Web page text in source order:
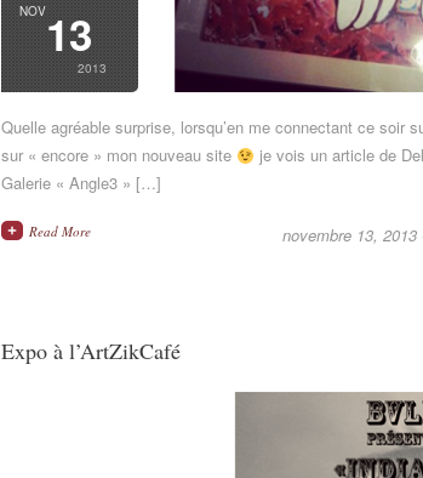
NOV13
2013
Quelle agréable surprise, lorsqu’en me connectant ce soir
sur « encore » mon nouveau site
je vois un article de
Galerie « Angle3 » […]
Read More novembre 13,
Expo à l’ArtZikCafé